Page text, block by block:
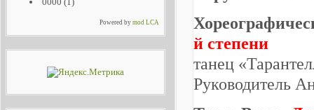
Powered bymod LCA
й степени
танец
Руководитель